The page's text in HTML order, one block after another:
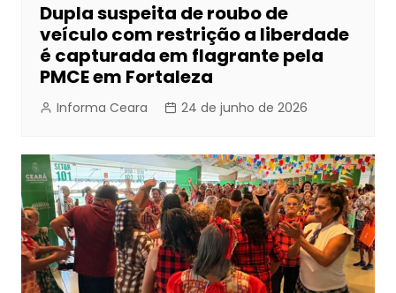
Dupla suspeita de roubo de
veículo com restrição a liberdade
é capturada em flagrante pela
PMCE em Fortaleza
Informa Ceara 24 de junho de 2026